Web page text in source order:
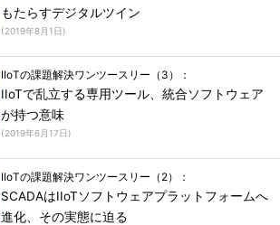
もたらすデジタルツイン
(2019年8月1日)
IIoTの課題解決ワンツースリー（3）：
IIoTで乱立する専用ツール、統合ソフトウェア
が持つ意味
(2019年6月17日)
IIoTの課題解決ワンツースリー（2）：
SCADAはIIoTソフトウェアプラットフォームへ
進化、その実態に迫る